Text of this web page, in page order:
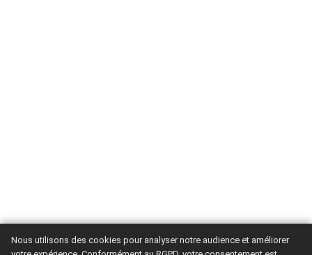
Nous utilisons des cookies pour analyser notre audience et améliorer